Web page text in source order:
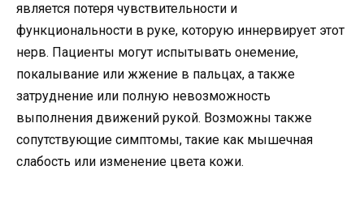
является потеря чувствительности и
функциональности в руке, которую иннервирует этот
нерв. Пациенты могут испытывать онемение,
покалывание или жжение в пальцах, а также
затруднение или полную невозможность
выполнения движений рукой. Возможны также
сопутствующие симптомы, такие как мышечная
слабость или изменение цвета кожи.